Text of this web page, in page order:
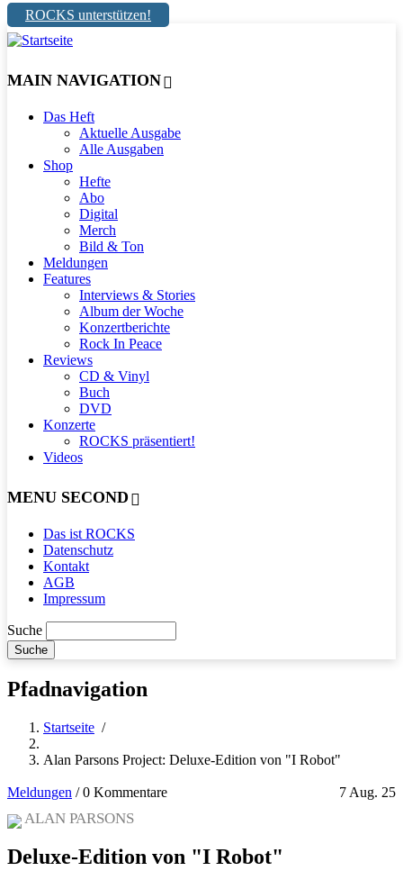
ROCKS unterstützen!
MAIN NAVIGATION
Das Heft
Aktuelle Ausgabe
Alle Ausgaben
Shop
Hefte
Abo
Digital
Merch
Bild & Ton
Meldungen
Features
Interviews & Stories
Album der Woche
Konzertberichte
Rock In Peace
Reviews
CD & Vinyl
Buch
DVD
Konzerte
ROCKS präsentiert!
Videos
MENU SECOND
Das ist ROCKS
Datenschutz
Kontakt
AGB
Impressum
Suche
Pfadnavigation
Startseite /
Alan Parsons Project: Deluxe-Edition von "I Robot"
Meldungen 7 Aug. 25
/0 Kommentare
ALAN PARSONS
Deluxe-Edition von "I Robot"